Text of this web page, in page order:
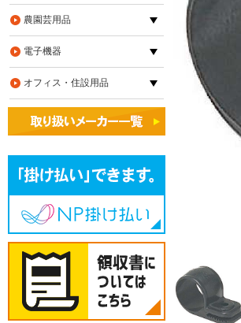
農園芸用品
電子機器
オフィス・住設用品